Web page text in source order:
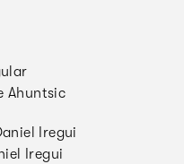
Ahuntsic
Iregui
Iregui